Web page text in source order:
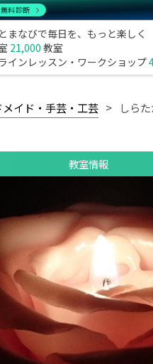
まなびで毎日を、もっと楽しく
21,000 教室
インレッスン・ワークショップ
メイド・手芸・工芸 しら
教室情報
無料診断